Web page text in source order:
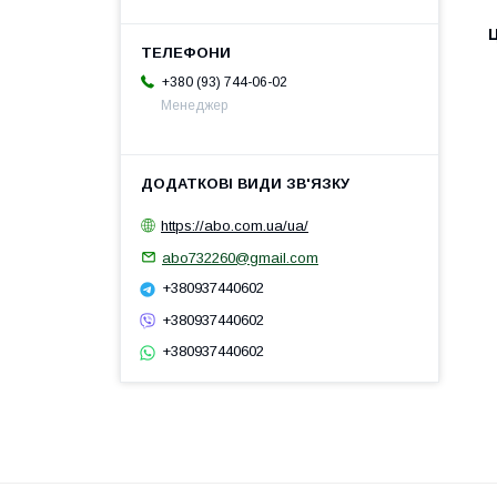
+380 (93) 744-06-02
Менеджер
https://abo.com.ua/ua/
abo732260@gmail.com
+380937440602
+380937440602
+380937440602